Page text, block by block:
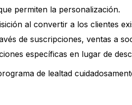
permiten la personalización.
al convertir a los clientes
de suscripciones, ventas a
específicas en lugar de
de lealtad